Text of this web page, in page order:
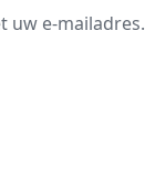
uw e-mailadres.